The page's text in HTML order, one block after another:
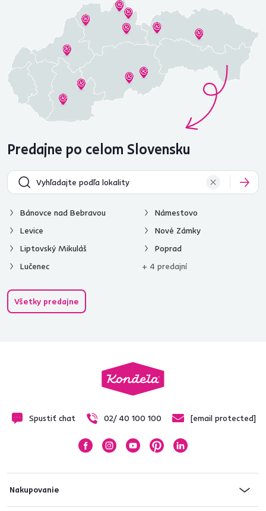
Predajne po celom Slovensku
Bánovce nad Bebravou
Levice
Liptovský Mikuláš
Lučenec
Námestovo
Nové Zámky
Poprad
+ 4 predajní
Všetky predajne
Spustiť chat 02/ 40 100 100 [email protected]
Nakupovanie